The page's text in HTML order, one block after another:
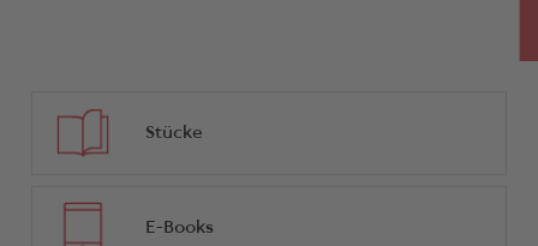
Stücke
E-Books